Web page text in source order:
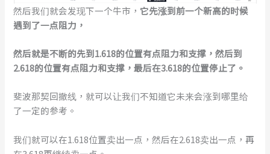
然后我们就会发现下一个牛市， 它先涨到前一个新高的时候
遇到了一点阻力，
然后就是不断的先到1.618的位置有点阻力和支撑，然后到
2.618的位置有点阻力和支撑 ，最后在3.618的位置停止了。
斐波那契回撤线，就可以让我们不知道它未来会涨到哪里给
了一定的参考。
我们就可以在1.618位置卖出一点，然后在2.618卖出一点，再